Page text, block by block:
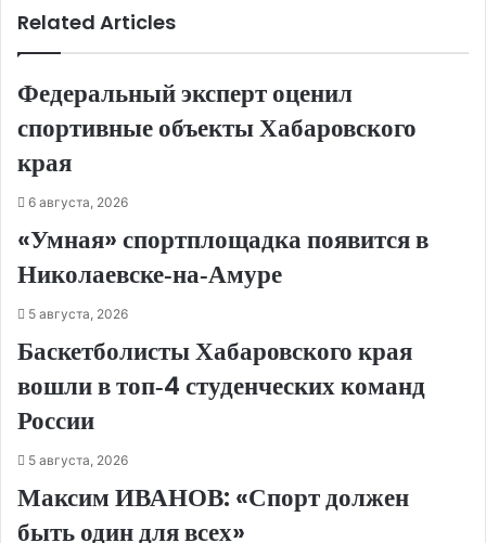
Related Articles
Федеральный эксперт оценил
спортивные объекты Хабаровского
края
6 августа, 2026
«Умная» спортплощадка появится в
Николаевске‑на‑Амуре
5 августа, 2026
Баскетболисты Хабаровского края
вошли в топ‑4 студенческих команд
России
5 августа, 2026
Максим ИВАНОВ: «Спорт должен
быть один для всех»